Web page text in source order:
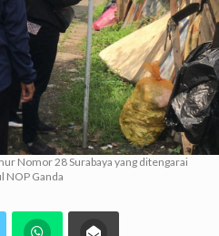
Nomor 28 Surabaya yang ditengarai
NOP Ganda